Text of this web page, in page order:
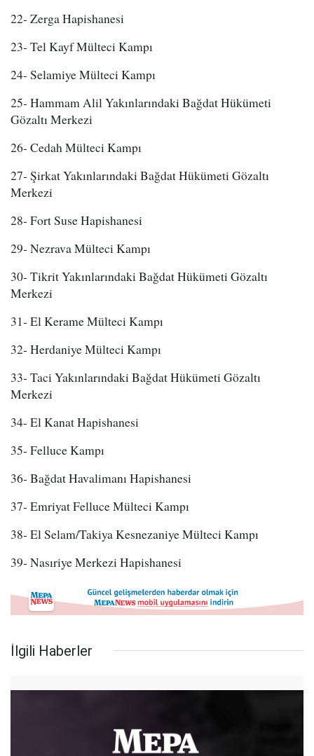
22- Zerga Hapishanesi
23- Tel Kayf Mülteci Kampı
24- Selamiye Mülteci Kampı
25- Hammam Alil Yakınlarındaki Bağdat Hükümeti
Gözaltı Merkezi
26- Cedah Mülteci Kampı
27- Şirkat Yakınlarındaki Bağdat Hükümeti Gözaltı
Merkezi
28- Fort Suse Hapishanesi
29- Nezrava Mülteci Kampı
30- Tikrit Yakınlarındaki Bağdat Hükümeti Gözaltı
Merkezi
31- El Kerame Mülteci Kampı
32- Herdaniye Mülteci Kampı
33- Taci Yakınlarındaki Bağdat Hükümeti Gözaltı
Merkezi
34- El Kanat Hapishanesi
35- Felluce Kampı
36- Bağdat Havalimanı Hapishanesi
37- Emriyat Felluce Mülteci Kampı
38- El Selam/Takiya Kesnezaniye Mülteci Kampı
39- Nasıriye Merkezi Hapishanesi
İlgili Haberler